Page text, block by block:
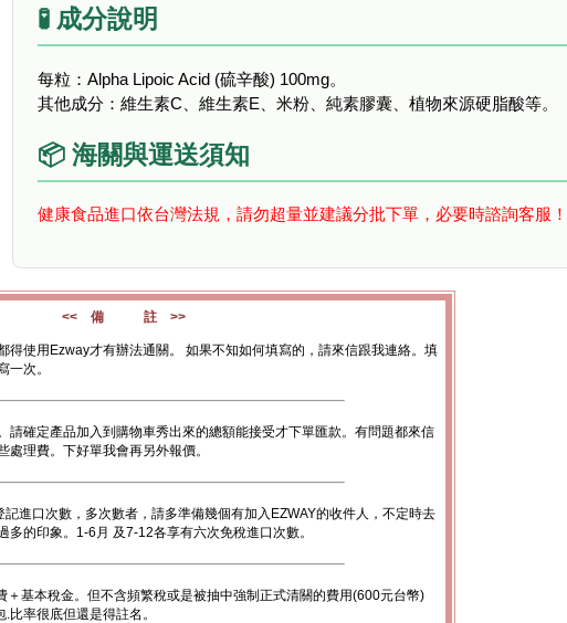
🧪 成分說明
每粒：Alpha Lipoic Acid (硫辛酸) 100mg。
其他成分：維生素C、維生素E、米粉、純素膠囊、植物來源硬脂酸等。
📦 海關與運送須知
健康食品進口依台灣法規，請勿超量並建議分批下單，必要時諮詢客服！
<< 備 註 >>
得使用Ezway才有辦法通關。 如果不知如何填寫的，請來信跟我連絡。填
一次。
請確定產品加入到購物車秀出來的總額能接受才下單匯款。有問題都來信
處理費。下好單我會再另外報價。
記進口次數，多次數者，請多準備幾個有加入EZWAY的收件人，不定時去
多的印象。1-6月 及7-12各享有六次免稅進口次數。
＋基本稅金。但不含頻繁稅或是被抽中強制正式清關的費用(600元台幣)
率很底但還是得註名。